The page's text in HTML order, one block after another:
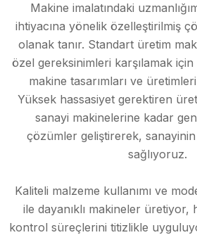
Makine imalatındaki
ihtiyacına yönelik özelleştirilmiş
olanak tanır. Standart üretim
özel gereksinimleri karşılamak
makine tasarımları ve
Yüksek hassasiyet gerektiren
sanayi makinelerine kadar
çözümler geliştirerek, sanayinin
sağlıyoruz.
Kaliteli malzeme kullanımı ve
ile dayanıklı makineler üretiyor,
kontrol süreçlerini titizlikle